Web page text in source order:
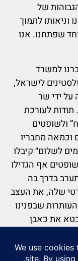
הגבוהות של
וניאותו לתמוך
שפתחנו. אנו
למשרד
לישראל,
על ידי שר
לעורכת
ולשופטים
וכמאה מחבריו
לשלום״ קיבלו
אף הגדילו
בדרך בה
שלה, את העצב
שבפנינו
את כאבן
אלו יחדרו